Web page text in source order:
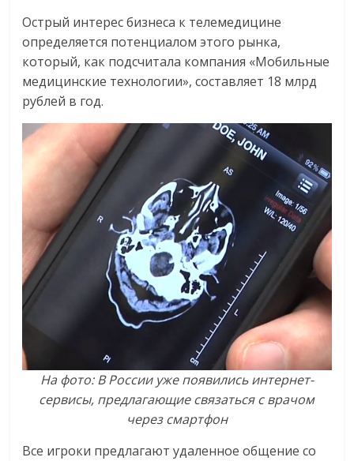
Острый интерес бизнеса к телемедицине
определяется потенциалом этого рынка,
который, как подсчитала компания «Мобильные
медицинские технологии», составляет 18 млрд
рублей в год.
На фото: В России уже появились интернет-
сервисы, предлагающие связаться с врачом
через смартфон
Все игроки предлагают удаленное общение со